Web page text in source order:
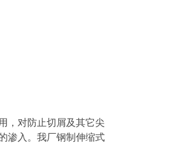
，对防止切屑及其它尖
渗入。我厂钢制伸缩式